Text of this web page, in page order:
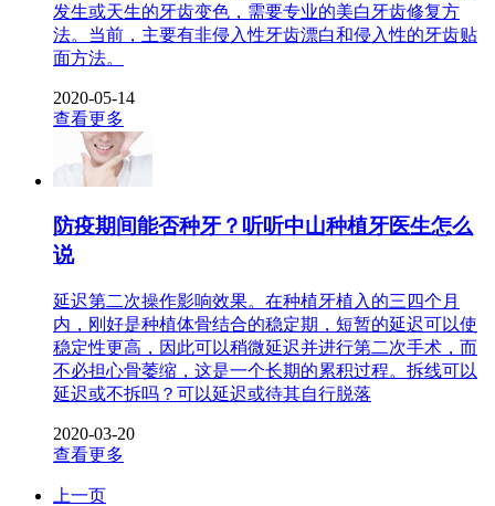
发生或天生的牙齿变色，需要专业的美白牙齿修复方
法。当前，主要有非侵入性牙齿漂白和侵入性的牙齿贴
面方法。
2020-05-14
查看更多
防疫期间能否种牙？听听中山种植牙医生怎么
说
延迟第二次操作影响效果。在种植牙植入的三四个月
内，刚好是种植体骨结合的稳定期，短暂的延迟可以使
稳定性更高，因此可以稍微延迟并进行第二次手术，而
不必担心骨萎缩，这是一个长期的累积过程。拆线可以
延迟或不拆吗？可以延迟或待其自行脱落
2020-03-20
查看更多
上一页